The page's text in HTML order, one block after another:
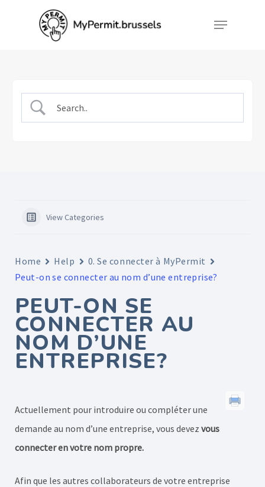
Menu
View Categories
Home Help
0. Se connecter à MyPermit
Peut-on se connecter au nom d’une entreprise?
PEUT-ON SE
CONNECTER AU
NOM D’UNE
ENTREPRISE?
Actuellement pour introduire ou compléter une
demande au nom d’une entreprise, vous devez vous
connecter en votre nom propre.
Afin que les autres collaborateurs de votre entreprise